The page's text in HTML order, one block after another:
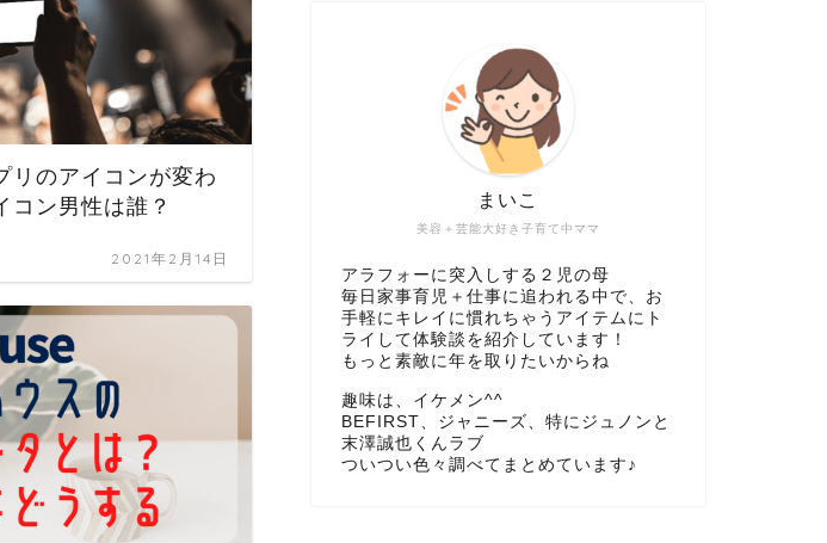
リのアイコンが変わ
コン男性は誰？
2021年2月14日
美容＋芸能大好き子育て中ママ
まいこ
アラフォーに突入しする２児の母
毎日家事育児＋仕事に追われる中で、お
手軽にキレイに慣れちゃうアイテムにト
ライして体験談を紹介しています！
もっと素敵に年を取りたいからね
趣味は、イケメン^^
BEFIRST、ジャニーズ、特にジュノンと
末澤誠也くんラブ
ついつい色々調べてまとめています♪